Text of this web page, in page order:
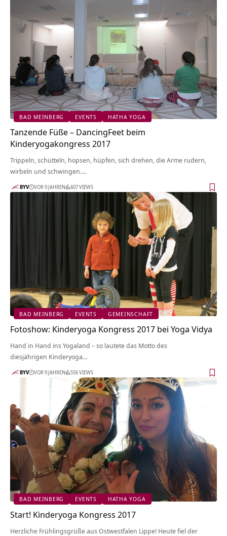
BAD MEINBERG EVENTS HATHA YOGA
Tanzende Füße – DancingFeet beim
Kinderyogakongress 2017
Trippeln, schütteln, hopsen, hüpfen, sich drehen, die Arme rudern,
wirbeln und schwingen.…
BYV VOR 9 JAHREN 607 VIEWS
BAD MEINBERG EVENTS GEMEINSCHAFT
Fotoshow: Kinderyoga Kongress 2017 bei Yoga Vidya
Hand in Hand ins Yogaland – so lautete das Motto des
diesjährigen Kinderyoga…
BYV VOR 9 JAHREN 556 VIEWS
BAD MEINBERG EVENTS HATHA YOGA
Start! Kinderyoga Kongress 2017
Herzliche Frühlingsgrüße aus Ostwestfalen Lippe! Heute fiel der